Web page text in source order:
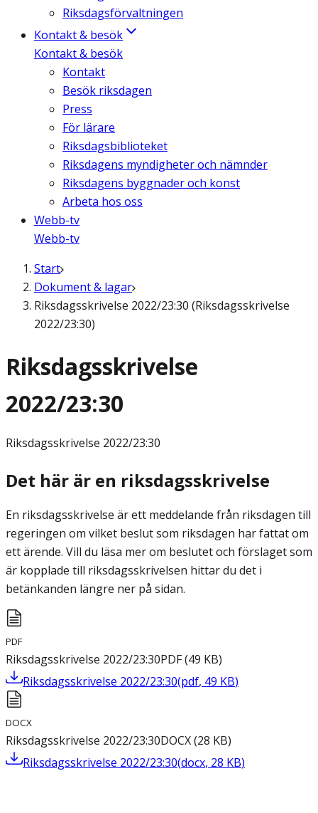
Riksdagsförvaltningen
Kontakt & besök
Kontakt & besök
Kontakt
Besök riksdagen
Press
För lärare
Riksdagsbiblioteket
Riksdagens myndigheter och nämnder
Riksdagens byggnader och konst
Arbeta hos oss
Webb-tv
Webb-tv
Start
Dokument & lagar
Riksdagsskrivelse 2022/23:30 (Riksdagsskrivelse
2022/23:30)
Riksdagsskrivelse
2022/23:30
Riksdagsskrivelse 2022/23:30
Det här är en riksdagsskrivelse
En riksdagsskrivelse är ett meddelande från riksdagen till
regeringen om vilket beslut som riksdagen har fattat om
ett ärende. Vill du läsa mer om beslutet och förslaget som
är kopplade till riksdagsskrivelsen hittar du det i
betänkanden längre ner på sidan.
PDF
Riksdagsskrivelse 2022/23:30PDF(49 KB)
Riksdagsskrivelse 2022/23:30(pdf, 49 KB)
DOCX
Riksdagsskrivelse 2022/23:30DOCX(28 KB)
Riksdagsskrivelse 2022/23:30(docx, 28 KB)